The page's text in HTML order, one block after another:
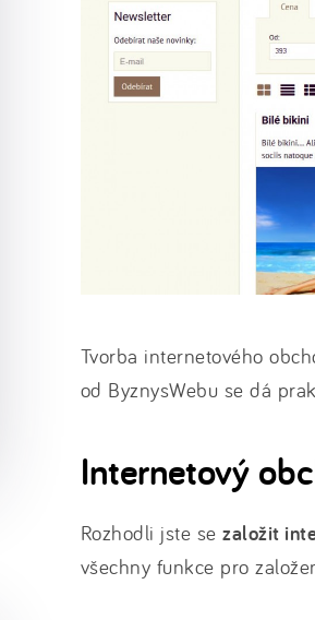
Tvorba internetového
od ByznysWebu se dá
Internetový
Rozhodli jste sezaložit
všechny funkce pro